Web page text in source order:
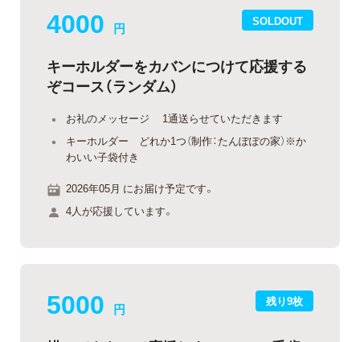
SOLDOUT
4000 円
キーホルダーをカバンにつけて応援する
ぞコース（ランダム）
お礼のメッセージ 1通送らせていただきます
キーホルダー どれか1つ（制作：たんぽぽの家）※か
わいい子袋付き
2026年05月 にお届け予定です。
4人が応援しています。
残り9枚
5000 円